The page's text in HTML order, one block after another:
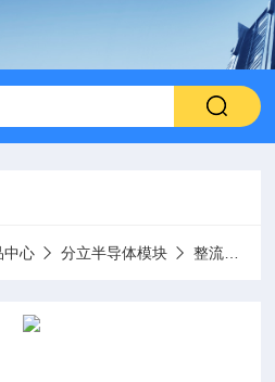
中心 分立半导体模块 整流桥模块